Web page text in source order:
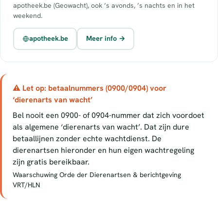
apotheek.be (Geowacht), ook ’s avonds, ’s nachts en in het
weekend.
apotheek.be Meer info →
⚠ Let op: betaalnummers (0900/0904) voor
‘dierenarts van wacht’
Bel nooit een 0900- of 0904-nummer dat zich voordoet
als algemene ‘dierenarts van wacht’. Dat zijn dure
betaallijnen zonder echte wachtdienst. De
dierenartsen hieronder en hun eigen wachtregeling
zijn gratis bereikbaar.
Waarschuwing Orde der Dierenartsen & berichtgeving
VRT/HLN